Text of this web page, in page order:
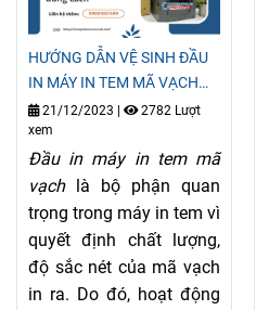
HƯỚNG DẪN VỆ SINH ĐẦU
IN MÁY IN TEM MÃ VẠCH
ĐÚNG CÁCH
21/12/2023
2782 Lượt
xem
Đầu in máy in tem mã
vạchlà bộ phận quan
trọng trong máy in tem vì
quyết định chất lượng,
độ sắc nét của mã vạch
in ra. Do đó, hoạt động